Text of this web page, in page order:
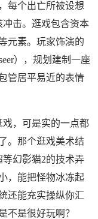
每个出亡所被设想
冲击。逛戏包含资本
元素。玩家饰演的
），规划建制一座
管居平易近的表情
，可是实的一点都
。那个逛戏美术结
幻影猫2的技术弄
，能把怪物冰冻起
还能充实操纵你汇
不是很好玩啊？